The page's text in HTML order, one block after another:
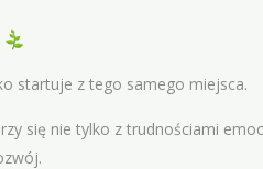
startuje z tego samego miejsca.
się nie tylko z trudnościami